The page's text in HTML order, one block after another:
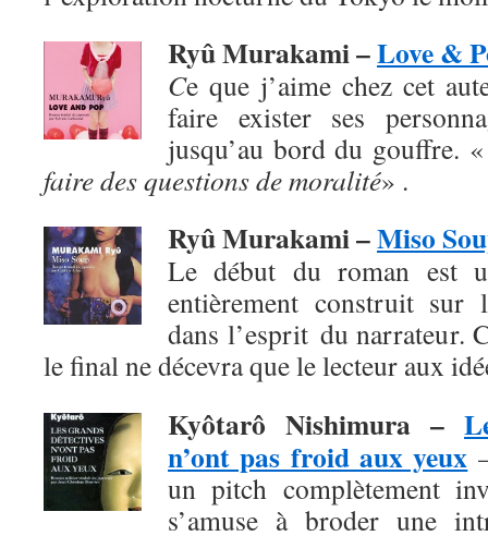
Ryû Murakami –Love &
Ce que j’aime chez cet
faire exister ses
jusqu’au bord du gouffre.
faire des questions de moralité» .
Ryû Murakami –Miso
Le début du roman est
entièrement construit sur
dans l’esprit du narrateur.
le finalne décevra que le lecteur aux
Kyôtarô Nishimura –
n’ont pas froid aux yeux
un pitch complètement
s’amuse à broder une